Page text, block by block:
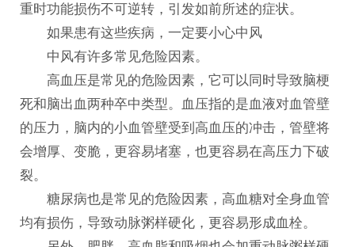
重时功能损伤不可逆转，引发如前所述的症状。
如果患有这些疾病，一定要小心中风
中风有许多常见危险因素。
高血压是常见的危险因素，它可以同时导致脑梗
死和脑出血两种卒中类型。血压指的是血液对血管壁
的压力，脑内的小血管壁受到高血压的冲击，管壁将
会增厚、变脆，更容易堵塞，也更容易在高压力下破
裂。
糖尿病也是常见的危险因素，高血糖对全身血管
均有损伤，导致动脉粥样硬化，更容易形成血栓。